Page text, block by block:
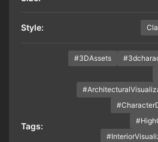
Style:
Tags:
#3DAssets